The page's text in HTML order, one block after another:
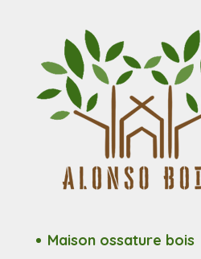
Maison ossature bois